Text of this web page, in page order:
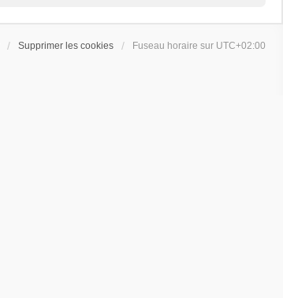
Supprimer les cookies Fuseau horaire sur UTC+02:00